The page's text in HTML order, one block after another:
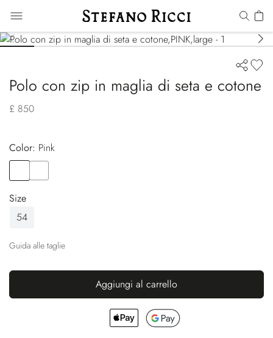
Polo con zip in maglia di seta e cotone
£ 850
Color:
pink
Size
54
Guida alle taglie
Aggiungi al carrello